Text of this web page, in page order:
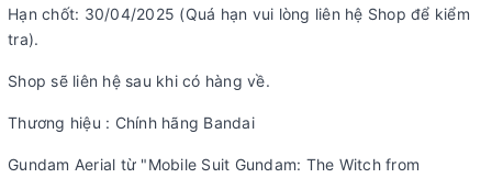
Hạn chốt: 30/04/2025 (Quá hạn vui lòng liên hệ Shop để kiểm
tra).
Shop sẽ liên hệ sau khi có hàng về.
Thương hiệu : Chính hãng Bandai
Gundam Aerial từ "Mobile Suit Gundam: The Witch from